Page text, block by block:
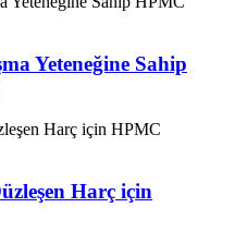
Yeteneğine Sahip
Harç için